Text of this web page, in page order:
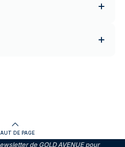
DE PAGE
de GOLD AVENUE pour